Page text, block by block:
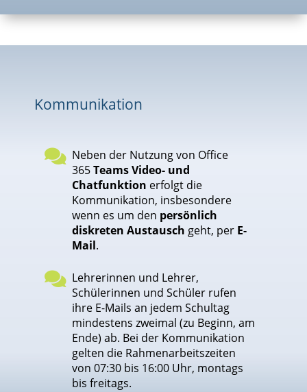
Kommunikation
 Neben der Nutzung von Office
365Teams Video- und
Chatfunktion erfolgt die
Kommunikation, insbesondere
wenn es um den persönlich
diskreten Austausch geht, per E-
Mail.
 Lehrerinnen und Lehrer,
Schülerinnen und Schüler rufen
ihre E-Mails an jedem Schultag
mindestens zweimal (zu Beginn, am
Ende) ab. Bei der Kommunikation
gelten die Rahmenarbeitszeiten
von 07:30 bis 16:00 Uhr, montags
bis freitags.